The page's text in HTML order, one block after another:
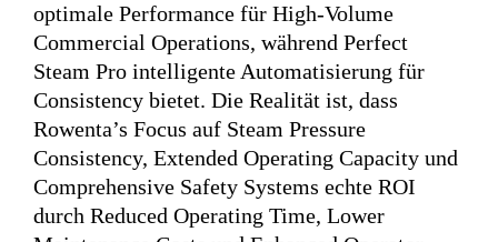
optimale Performance für High-Volume
Commercial Operations, während Perfect
Steam Pro intelligente Automatisierung für
Consistency bietet. Die Realität ist, dass
Rowenta’s Focus auf Steam Pressure
Consistency, Extended Operating Capacity und
Comprehensive Safety Systems echte ROI
durch Reduced Operating Time, Lower